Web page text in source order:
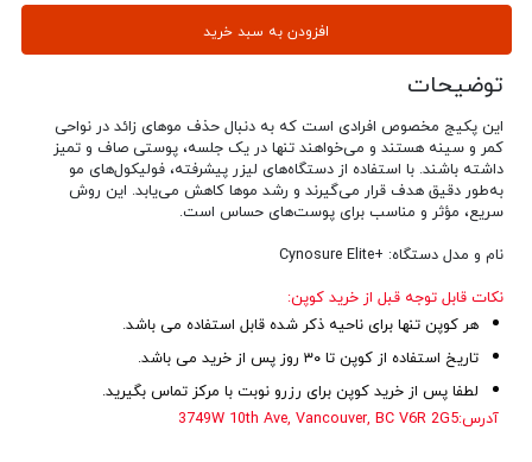
افزودن به سبد خرید
توضیحات
این پکیج مخصوص افرادی است که به دنبال حذف موهای زائد در نواحی
کمر و سینه هستند و می‌خواهند تنها در یک جلسه، پوستی صاف و تمیز
داشته باشند. با استفاده از دستگاه‌های لیزر پیشرفته، فولیکول‌های مو
به‌طور دقیق هدف قرار می‌گیرند و رشد موها کاهش می‌یابد. این روش
سریع، مؤثر و مناسب برای پوست‌های حساس است.
نام و مدل دستگاه: +
Cynosure Elite
نکات قابل توجه قبل از خرید کوپن:
هر کوپن تنها برای ناحیه ذکر شده قابل استفاده می باشد.
تاریخ استفاده از کوپن تا ۳۰ روز پس از خرید می باشد.
لطفا پس از خرید کوپن برای رزرو نوبت با مرکز تماس بگیرید.
آدرس:3749W 10th Ave,Vancouver, BC V6R 2G5